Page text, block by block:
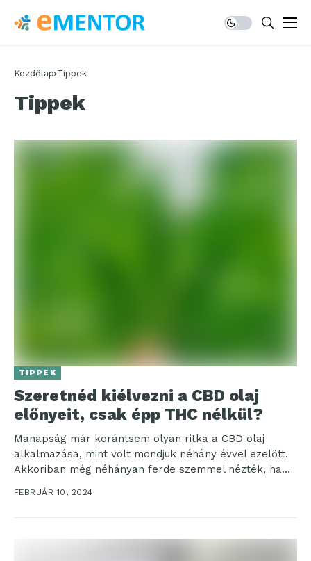
Kezdőlap Tippek
Tippek
TIPPEK
Szeretnéd kiélvezni a CBD olaj
előnyeit, csak épp THC nélkül?
Manapság már korántsem olyan ritka a CBD olaj
alkalmazása, mint volt mondjuk néhány évvel ezelőtt.
Akkoriban még néhányan ferde szemmel nézték, ha
bárkinek...
FEBRUÁR 10, 2024